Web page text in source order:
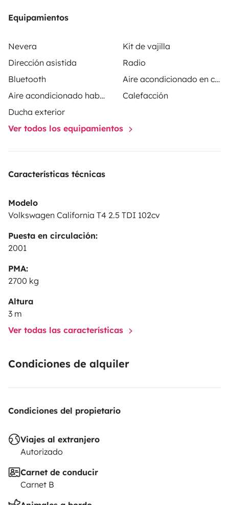
Equipamientos
Nevera
Kit de vajilla
Dirección asistida
Radio
Bluetooth
Aire acondicionado en cabina
Aire acondicionado habitáculo
Calefacción
Ducha exterior
Ver todos los equipamientos
Características técnicas
Modelo
Volkswagen California T4 2.5 TDI 102cv
Puesta en circulación:
2001
PMA:
2700 kg
Altura
3 m
Ver todas las características
Condiciones de alquiler
Condiciones del propietario
Viajes al extranjero
Autorizado
Carnet de conducir
Carnet B